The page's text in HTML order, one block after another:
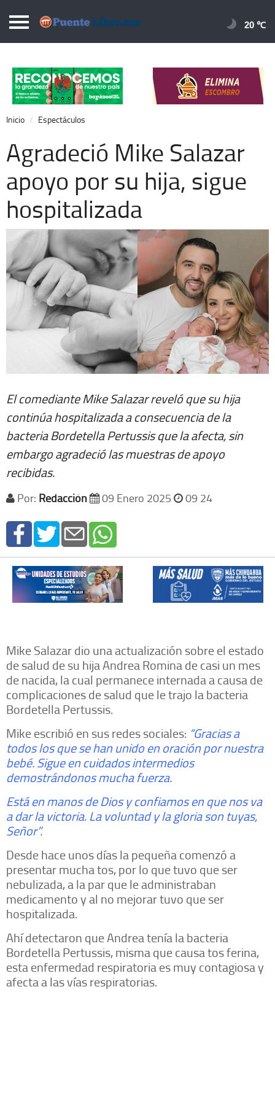
Puentelibre.mx
Local
Nacional
Opinión
Cronos
Economía
Espectáculos
Extra +
20 ℃
Inicio Espectáculos
Agradeció Mike Salazar
apoyo por su hija, sigue
hospitalizada
El comediante Mike Salazar reveló que su hija
continúa hospitalizada a consecuencia de la
bacteria Bordetella Pertussis que la afecta, sin
embargo agradeció las muestras de apoyo
recibidas.
Por: Redacción 09 Enero 2025 09 24
Mike Salazar dio una actualización sobre el estado
de salud de su hija Andrea Romina de casi un mes
de nacida, la cual permanece internada a causa de
complicaciones de salud que le trajo la bacteria
Bordetella Pertussis.
Mike escribió en sus redes sociales: “Gracias a
todos los que se han unido en oración por nuestra
bebé. Sigue en cuidados intermedios
demostrándonos mucha fuerza.
Está en manos de Dios y confiamos en que nos va
a dar la victoria. La voluntad y la gloria son tuyas,
Señor”.
Desde hace unos días la pequeña comenzó a
presentar mucha tos, por lo que tuvo que ser
nebulizada, a la par que le administraban
medicamento y al no mejorar tuvo que ser
hospitalizada.
Ahí detectaron que Andrea tenía la bacteria
Bordetella Pertussis, misma que causa tos ferina,
esta enfermedad respiratoria es muy contagiosa y
afecta a las vías respiratorias.